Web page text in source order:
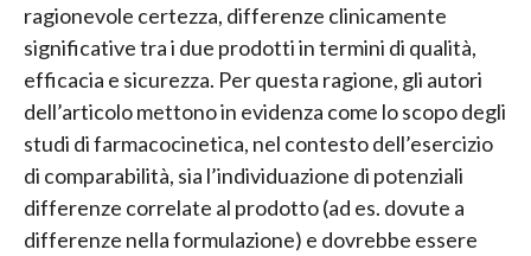
ragionevole certezza, differenze clinicamente
significative tra i due prodotti in termini di qualità,
efficacia e sicurezza. Per questa ragione, gli autori
dell’articolo mettono in evidenza come lo scopo degli
studi di farmacocinetica, nel contesto dell’esercizio
di comparabilità, sia l’individuazione di potenziali
differenze correlate al prodotto (ad es. dovute a
differenze nella formulazione) e dovrebbe essere